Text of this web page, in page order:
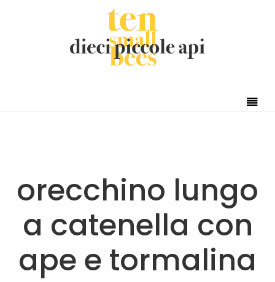
orecchino lungo
a catenella con
ape e tormalina